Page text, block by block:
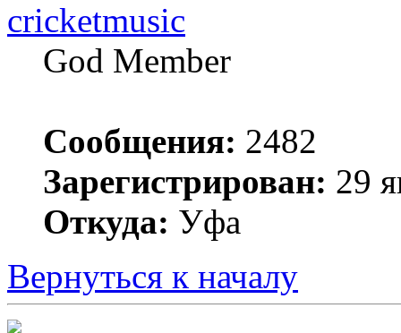
cricketmusic
God Member
Сообщения: 2482
Зарегистрирован: 29
Откуда: Уфа
Вернуться к началу